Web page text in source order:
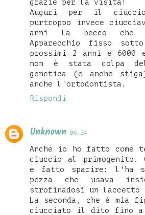
grazie per la visita!
Auguri per il
purtroppo invece
anni la becco che
Apparecchio fisso
prossimi 2 anni e 6000
non è stata colpa
genetica (e anche
anche l'ortodontista.
Rispondi
Unknown 06:24
Anche io ho fatto
ciuccio al primogenito.
e fatto sparire: l'ha
pezza che usava
strofinadosi un laccetto
La seconda, che è mia
ciucciato il dito fino a